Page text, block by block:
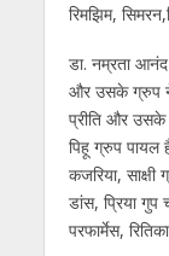
रिमझिम,
डा. नम्रता
और उसके ग्रुप ने
प्रीति और उसके
पिहू ग्रुप पायल
कजरिया,
डांस, प्रिया
परफार्मेस,